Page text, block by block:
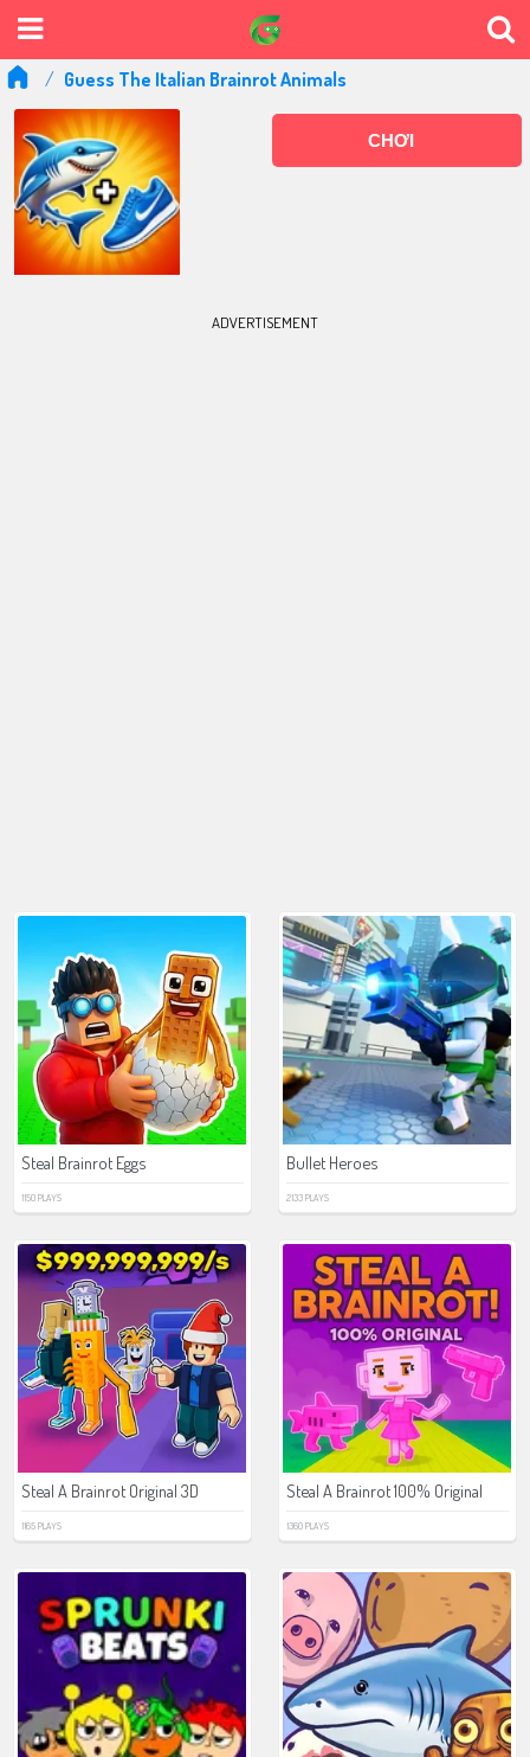
Guess The Italian Brainrot Animals
CHƠI
ADVERTISEMENT
Steal Brainrot Eggs
1150 PLAYS
Bullet Heroes
2133 PLAYS
Steal A Brainrot Original 3D
1165 PLAYS
Steal A Brainrot 100% Original
1360 PLAYS